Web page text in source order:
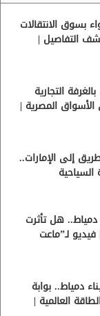
بسوق الانتقالات
تكشف التفاصيل |
التجارية
المصرية |
إلى الإمارات..
هل تأثرت
لـ”ماعت
دمياط.. بوابة
العالمية |